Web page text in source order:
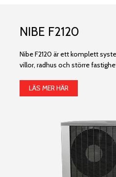
NIBE F2120
Nibe F2120 är ett komplett
villor, radhus och större
LÄS MER HÄR